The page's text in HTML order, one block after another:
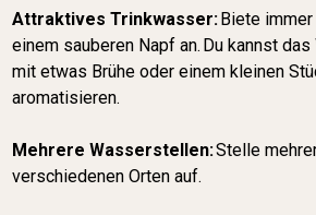
Attraktives Trinkwasser:Biete
einem sauberen Napf an. Du kannst
mit etwas Brühe oder einem kleinen
aromatisieren.
Mehrere Wasserstellen:Stelle
verschiedenen Orten auf.